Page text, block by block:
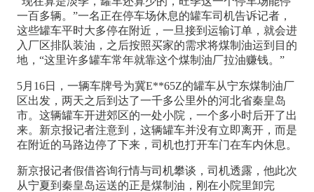
一百多辆。”一名正在停车场休息的罐车司机告诉记者，
这些罐车平时大多停在附近，一旦接到运输订单，就会进
入厂区排队装油，之后按照买家的需求将煤制油运到目的
地，“这里许多罐车常年就靠这个煤制油厂拉油赚钱。”
5月16日，一辆车牌号为冀E**65Z的罐车从宁东煤制油厂
区出发，两天之后到达了一千多公里外的河北省秦皇岛
市。这辆罐车开进郊区的一处小院，一个多小时后开了出
来。新京报记者注意到，这辆罐车并没有立即离开，而是
在附近的马路边停了下来，司机也打开车门在车内休息。
新京报记者假借咨询行情与司机攀谈，司机透露，他此次
从宁夏到秦皇岛运送的正是煤制油，刚在小院里卸完